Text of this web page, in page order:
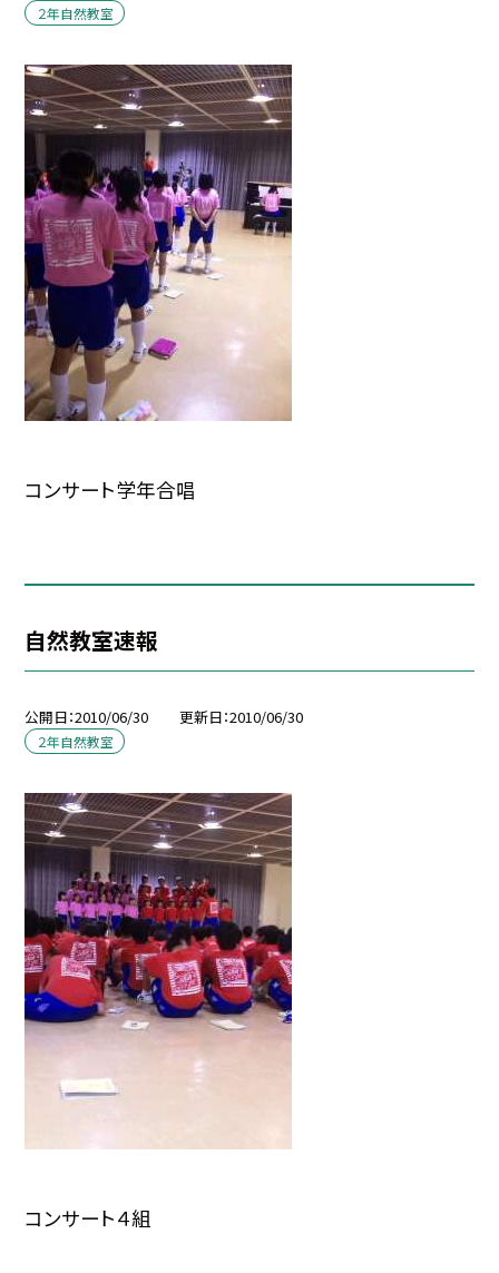
２年自然教室
コンサート学年合唱
自然教室速報
公開日 2010/06/30 更新日 2010/06/30
２年自然教室
コンサート４組